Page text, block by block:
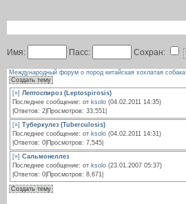
Имя: Пасс: Сохран:
Международный форум о пород китайская хохлатая собака
Создать тему
[»] Лептоспироз (Leptospirosis)
Последнее сообщение: от ksolo (04.02.2011 14:35)
|Ответов: 2|Просмотров: 33,551|
[»] Туберкулез (Tuberculosis)
Последнее сообщение: от ksolo (04.02.2011 14:31)
|Ответов: 0|Просмотров: 7,545|
[»] Сальмонеллез
Последнее сообщение: от ksolo (23.01.2007 05:37)
|Ответов: 0|Просмотров: 8,671|
Создать тему